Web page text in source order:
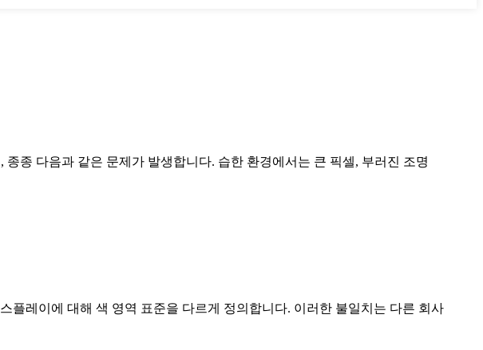
종 다음과 같은 문제가 발생합니다. 습한 환경에서는 큰 픽셀, 부러진 조명
플레이에 대해 색 영역 표준을 다르게 정의합니다. 이러한 불일치는 다른 회사